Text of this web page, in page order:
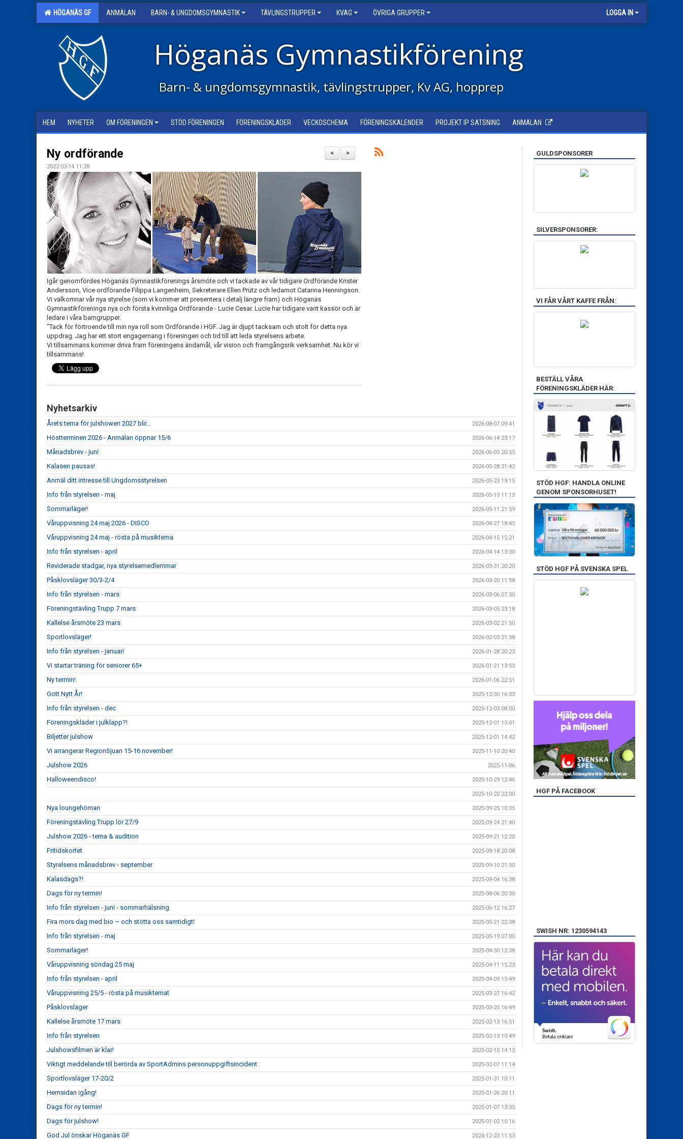
HÖGANÄS GF ANMÄLAN BARN- & UNGDOMSGYMNASTIK TÄVLINGSTRUPPER KVAG ÖVRIGA GRUPPER LOGGA IN
Höganäs Gymnastikförening
Barn- & ungdomsgymnastik, tävlingstrupper, Kv AG, hopprep
HEM NYHETER OM FÖRENINGEN STÖD FÖRENINGEN FÖRENINGSKLÄDER VECKOSCHEMA FÖRENINGSKALENDER PROJEKT IP SATSNING ANMÄLAN
>
<
Ny ordförande
2022-03-14 11:28
Igår genomfördes Höganäs Gymnastikförenings årsmöte och vi tackade av vår tidigare Ordförande Krister
Andersson, Vice ordförande Filippa Langenheim, Sekreterare Ellen Prütz och ledamot Catarina Henningson.
Vi välkomnar vår nya styrelse (som vi kommer att presentera i detalj längre fram) och Höganäs
Gymnastikförenings nya och första kvinnliga Ordförande - Lucie Cesar. Lucie har tidigare varit kassör och är
ledare i våra barngrupper.
"Tack för förtroende till min nya roll som Ordförande i HGF. Jag är djupt tacksam och stolt för detta nya
uppdrag. Jag har ett stort engagemang i föreningen och tid till att leda styrelsens arbete.
Vi tillsammans kommer driva fram föreningens ändamål, vår vision och framgångsrik verksamhet. Nu kör vi
tillsammans!
Nyhetsarkiv
Årets tema för julshowen 2027 blir... 2026-08-07 09:41
Höstterminen 2026 - Anmälan öppnar 15/6 2026-06-14 23:17
Månadsbrev - juni 2026-06-03 20:55
Kalasen pausas! 2026-05-28 21:42
Anmäl ditt intresse till Ungdomsstyrelsen 2026-05-23 19:15
Info från styrelsen - maj 2026-05-13 11:13
Sommarläger! 2026-05-11 21:59
Våruppvisning 24 maj 2026 - DISCO 2026-04-27 18:45
Våruppvisning 24 maj - rösta på musiktema 2026-04-15 15:21
Info från styrelsen - april 2026-04-14 13:30
Reviderade stadgar, nya styrelsemedlemmar 2026-03-31 20:20
Påsklovsläger 30/3-2/4 2026-03-20 11:58
Info från styrelsen - mars 2026-03-06 07:30
Föreningstävling Trupp 7 mars 2026-03-05 23:18
Kallelse årsmöte 23 mars 2026-03-02 21:50
Sportlovsläger! 2026-02-03 21:38
Info från styrelsen - januari 2026-01-28 20:23
Vi startar träning för seniorer 65+ 2026-01-21 13:53
Ny termin! 2026-01-06 22:51
Gott Nytt År! 2025-12-30 16:33
Info från styrelsen - dec 2025-12-03 08:00
Föreningskläder i julklapp?! 2025-12-01 15:01
Biljetter julshow 2025-12-01 14:42
Vi arrangerar RegionSjuan 15-16 november! 2025-11-10 20:40
Julshow 2026 2025-11-06
Halloweendisco! 2025-10-29 12:46
2025-10-20 22:00
Nya loungehörnan 2025-09-25 10:35
Föreningstävling Trupp lör 27/9 2025-09-24 21:40
Julshow 2026 - tema & audition 2025-09-21 12:20
Fritidskortet 2025-09-18 20:08
Styrelsens månadsbrev - september 2025-09-10 21:30
Kalasdags?! 2025-09-04 16:38
Dags för ny termin! 2025-08-06 20:30
Info från styrelsen - juni - sommarhälsning 2025-06-12 16:27
Fira mors dag med bio – och stötta oss samtidigt! 2025-05-21 22:38
Info från styrelsen - maj 2025-05-19 07:00
Sommarläger! 2025-04-30 12:38
Våruppvisning söndag 25 maj 2025-04-11 15:23
Info från styrelsen - april 2025-04-09 15:49
Våruppvisning 25/5 - rösta på musiktemat 2025-03-27 16:42
Påsklovsläger 2025-03-25 16:49
Kallelse årsmöte 17 mars 2025-02-13 16:51
Info från styrelsen 2025-02-13 10:49
Julshowsfilmen är klar! 2025-02-10 14:13
Viktigt meddelande till berörda av SportAdmins personuppgiftsincident 2025-02-07 11:14
Sportlovsläger 17-20/2 2025-01-31 10:11
Hemsidan igång! 2025-01-26 20:11
Dags för ny termin! 2025-01-07 13:35
Dags för julshow! 2025-01-02 10:16
God Jul önskar Höganäs GF 2024-12-23 11:53
GULDSPONSORER
SILVERSPONSORER:
VI FÅR VÅRT KAFFE FRÅN:
BESTÄLL VÅRA
FÖRENINGSKLÄDER HÄR:
STÖD HGF: HANDLA ONLINE
GENOM SPONSORHUSET!
STÖD HGF PÅ SVENSKA SPEL
HGF PÅ FACEBOOK
SWISH NR: 1230594143